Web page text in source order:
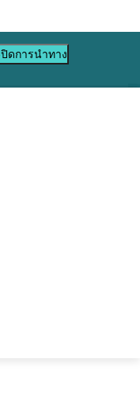
ปิดการนำทาง